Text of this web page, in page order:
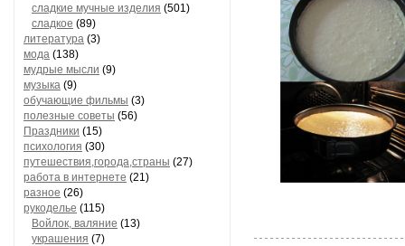
сладкие мучные изделия (501)
сладкое (89)
литература (3)
мода (138)
мудрые мысли (9)
музыка (9)
обучающие фильмы (3)
полезные советы (56)
Праздники (15)
психология (30)
путешествия,города,страны (27)
работа в интернете (21)
разное (26)
рукоделье (115)
Войлок, валяние (13)
украшения (7)